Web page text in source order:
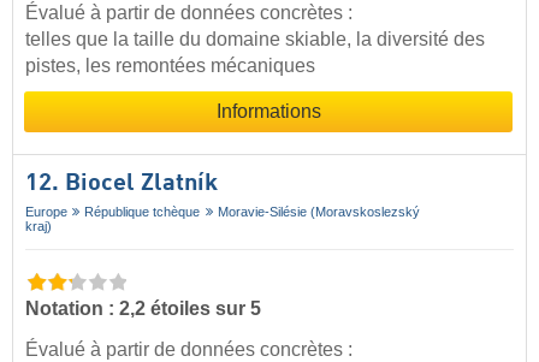
Évalué à partir de données concrètes :
telles que la taille du domaine skiable, la diversité des
pistes, les remontées mécaniques
Informations
12. Biocel Zlatník
Europe République tchèque
Moravie-Silésie (Moravskoslezský
kraj)
Notation : 2,2 étoiles sur 5
Évalué à partir de données concrètes :